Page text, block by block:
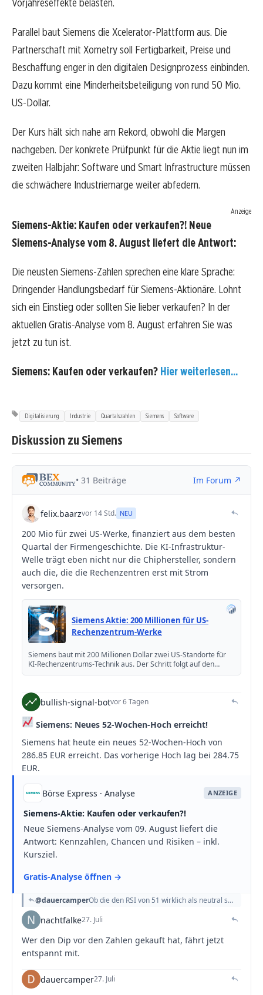
Vorjahreseffekte belasten.
Parallel baut Siemens die Xcelerator-Plattform aus. Die
Partnerschaft mit Xometry soll Fertigbarkeit, Preise und
Beschaffung enger in den digitalen Designprozess einbinden.
Dazu kommt eine Minderheitsbeteiligung von rund 50 Mio.
US-Dollar.
Der Kurs hält sich nahe am Rekord, obwohl die Margen
nachgeben. Der konkrete Prüfpunkt für die Aktie liegt nun im
zweiten Halbjahr: Software und Smart Infrastructure müssen
die schwächere Industriemarge weiter abfedern.
Anzeige
Siemens-Aktie: Kaufen oder verkaufen?! Neue
Siemens-Analyse vom 8. August liefert die Antwort:
Die neusten Siemens-Zahlen sprechen eine klare Sprache:
Dringender Handlungsbedarf für Siemens-Aktionäre. Lohnt
sich ein Einstieg oder sollten Sie lieber verkaufen? In der
aktuellen Gratis-Analyse vom 8. August erfahren Sie was
jetzt zu tun ist.
Siemens: Kaufen oder verkaufen? Hier weiterlesen...
Digitalisierung Industrie Quartalszahlen Siemens Software
Diskussion zu Siemens